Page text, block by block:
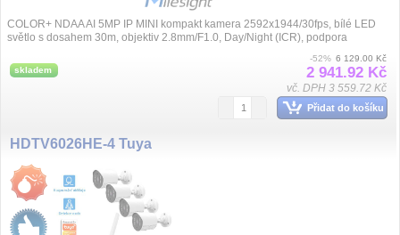
COLOR+ NDAA AI 5MP IP MINI kompakt kamera 2592x1944/30fps, bílé LED
světlo s dosahem 30m, objektiv 2.8mm/F1.0, Day/Night (ICR), podpora
skladem
-52% 6 129.00 Kč
2 941.92 Kč
vč. DPH 3 559.72 Kč
Přidat do košíku
HDTV6026HE-4 Tuya